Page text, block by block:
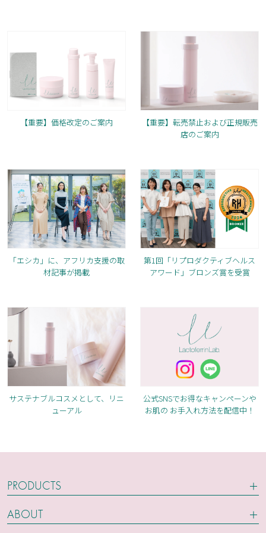
【重要】価格改定のご案内
【重要】転売禁止および正規販売
店のご案内
「エシカ」に、アフリカ支援の取
材記事が掲載
第1回「リプロダクティブヘルス
アワード」ブロンズ賞を受賞
サステナブルコスメとして、リニ
ューアル
公式SNSでお得なキャンペーンや
お肌の お手入れ方法を配信中！
PRODUCTS
モイストリフト ジェルセラム
ABOUT